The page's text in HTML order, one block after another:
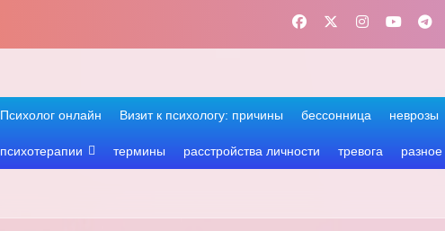
Психолог онлайн Визит к психологу: причины бессонница неврозы
психотерапии термины расстройства личности тревога разное